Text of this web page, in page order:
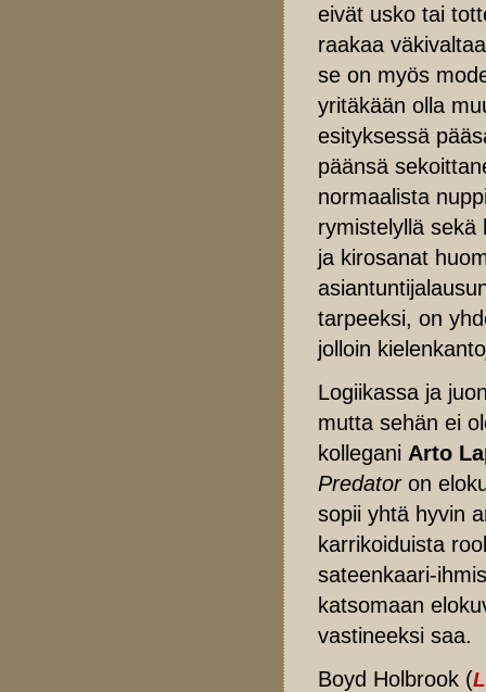
eivät usko tai
raakaa
se on myös
yritäkään olla
esityksessä
päänsä
normaalista
rymistelyllä sekä
ja kirosanat
tarpeeksi, on
jolloin
Logiikassa ja
mutta sehän ei
kollegani Arto
Predator on
sopii yhtä hyvin
karrikoiduista
sateenkaari-
katsomaan
vastineeksi saa.
Boyd Holbrook (